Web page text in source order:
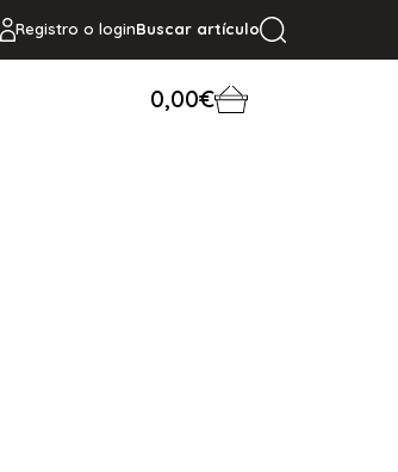
Registro o loginBuscar artículo
0,00€